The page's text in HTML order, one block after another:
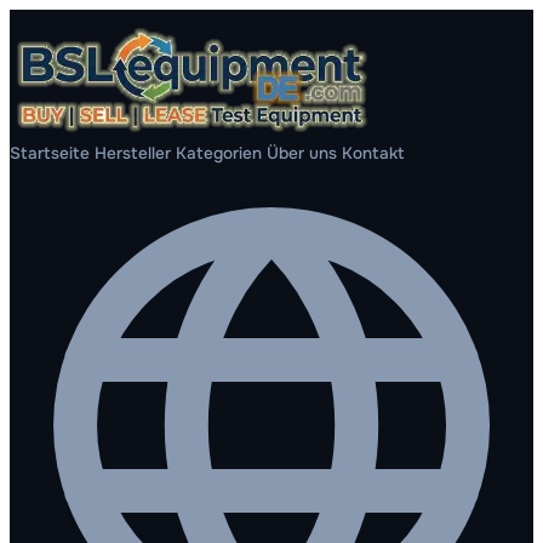
Startseite Hersteller Kategorien Über uns Kontakt